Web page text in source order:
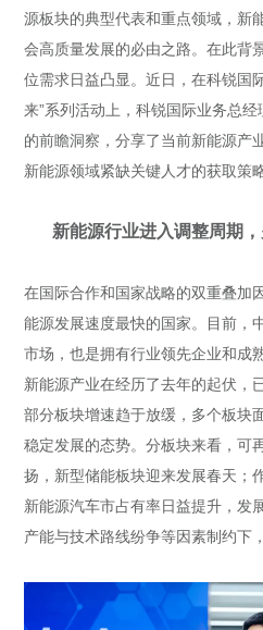
源板块的典型代表和重点领域，新
会高质量发展的必由之路。在此背
位需求日益凸显。近日，在科锐国
来”系列活动上，科锐国际业务总
的前瞻洞察，分享了当前新能源产
新能源领域紧缺关键人才的获取策
新能源行业进入调整周期
在国际合作和国家战略的双重叠加
能源发展速度最快的国家。目前，
市场，也是拥有行业领先企业和成
新能源产业在经历了去年的起伏，
部分板块增速趋于放缓，多个板块
稳定发展的态势。分板块来看，可
扬，新型储能板块迎来发展春天；
新能源汽车市占有率日益提升，发
产能与技术路线纷争等因素制约下